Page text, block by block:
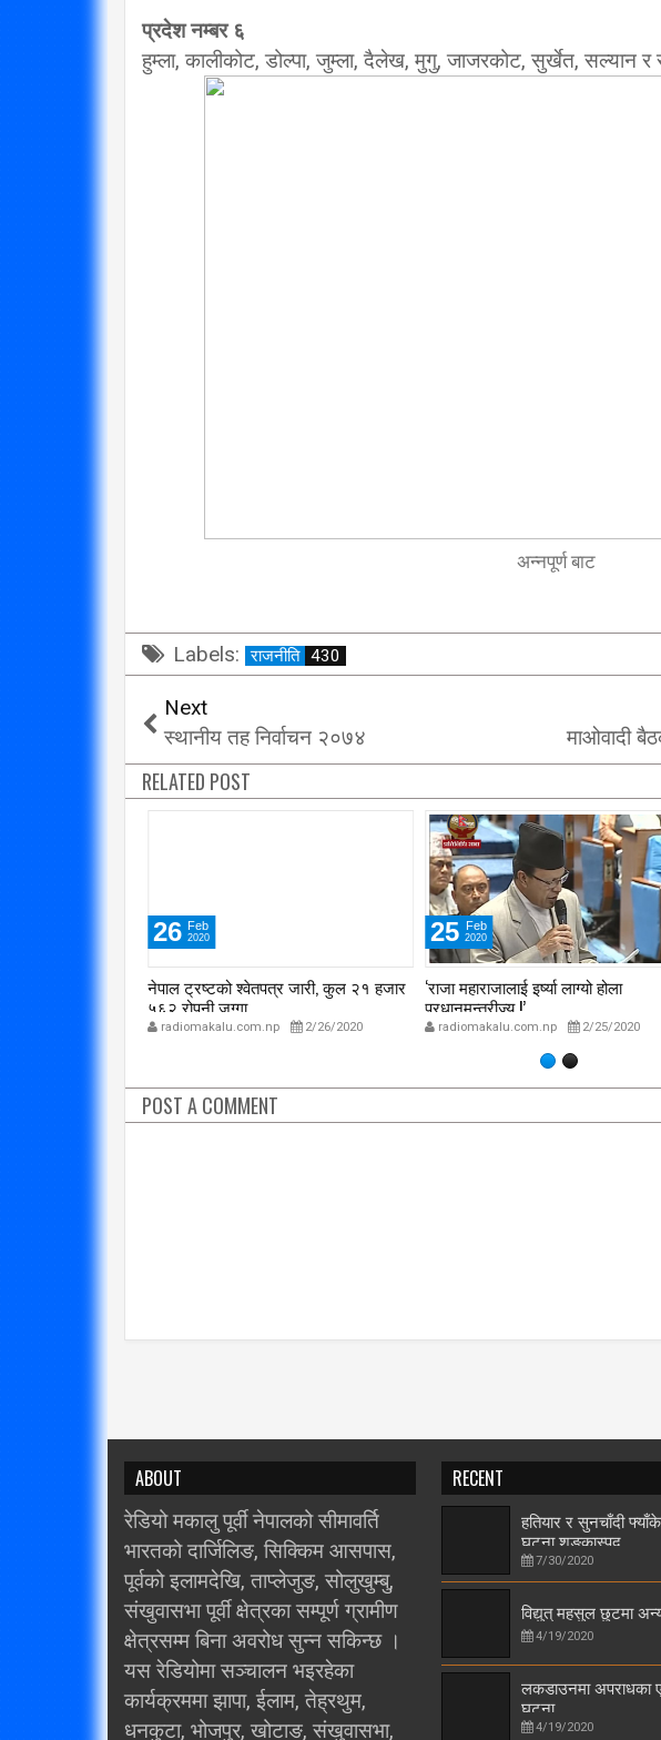
प्रदेश नम्बर ६
हुम्ला, कालीकोट, डोल्पा, जुम्ला, दैलेख, मुगु, जाजरकोट, सुर्खेत, सल्यान
अन्नपूर्ण बाट
Labels: राजनीति 430
Next
स्थानीय तह निर्वाचन २०७४
माओवादी
RELATED POST
26 Feb
2020
नेपाल ट्रष्टको श्वेतपत्र जारी, कुल २१ हजार
५६२ रोपनी जग्गा
radiomakalu.com.np 2/26/2020
25 Feb
2020
‘राजा महाराजालाई इर्ष्या लाग्यो होला
प्रधानमन्त्रीज्यू !’
radiomakalu.com.np 2/25/2020
POST A COMMENT
ABOUT
रेडियो मकालु पूर्वी नेपालको सीमावर्ति
भारतको दार्जिलिङ, सिक्किम आसपास,
पूर्वको इलामदेखि, ताप्लेजुङ, सोलुखुम्बु,
संखुवासभा पूर्वी क्षेत्रका सम्पूर्ण ग्रामीण
क्षेत्रसम्म बिना अवरोध सुन्न सकिन्छ ।
यस रेडियोमा सञ्चालन भइरहेका
कार्यक्रममा झापा, ईलाम, तेह्रथुम,
धनकुटा, भोजपुर, खोटाङ, संखुवासभा,
RECENT
हतियार र सुनचाँदी
घटना शङ्कास्पद
7/30/2020
विद्युत् महसुल छुटमा
4/19/2020
लकडाउनमा अपराधका
घटना
4/19/2020